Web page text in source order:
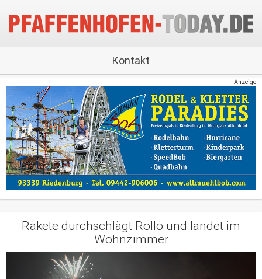
Kontakt
Anzeige
Rakete durchschlägt Rollo und landet im
Wohnzimmer